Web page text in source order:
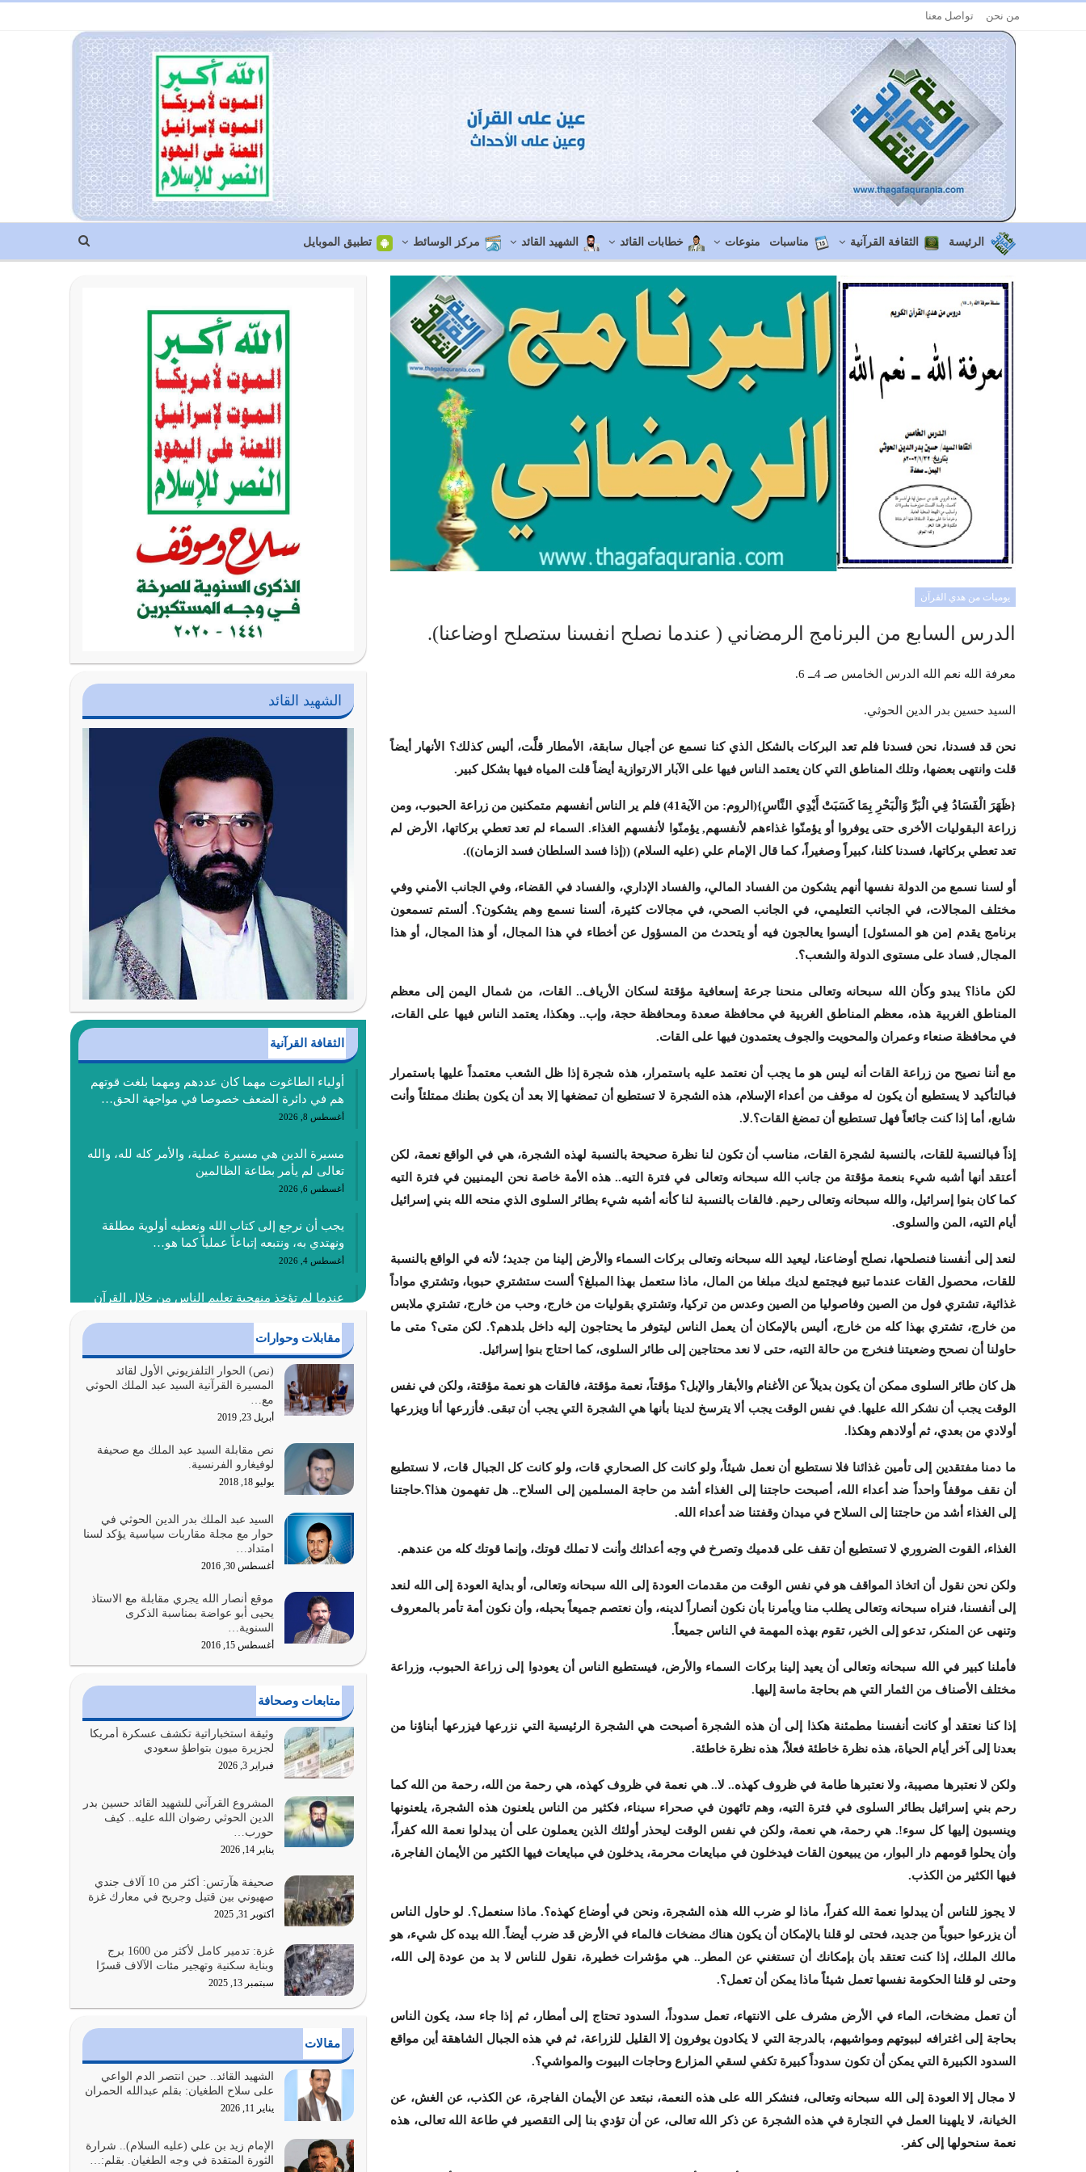
من نحن تواصل معنا
الرئيسة الثقافة القرآنية مناسبات منوعات خطابات القائد الشهيد القائد مركز الوسائط تطبيق الموبايل
يوميات من هدي القرآن
الدرس السابع من البرنامج الرمضاني ( عندما نصلح انفسنا ستصلح اوضاعنا).
معرفة الله نعم الله الدرس الخامس صـ 4ــ 6.
السيد حسين بدر الدين الحوثي.
نحن قد فسدنا، نحن فسدنا فلم تعد البركات بالشكل الذي كنا نسمع عن أجيال سابقة، الأمطار قلَّت، أليس كذلك؟ الأنهار أيضاً
قلت وانتهى بعضها، وتلك المناطق التي كان يعتمد الناس فيها على الآبار الارتوازية أيضاً قلت المياه فيها بشكل كبير.
{ظَهَرَ الْفَسَادُ فِي الْبَرِّ وَالْبَحْرِ بِمَا كَسَبَتْ أَيْدِي النَّاسِ}(الروم: من الآية41)
فلم ير الناس أنفسهم متمكنين من زراعة الحبوب، ومن
زراعة البقوليات الأخرى حتى يوفروا أو يؤمنّوا غذاءهم لأنفسهم, يؤمنّوا لأنفسهم الغذاء. السماء لم تعد تعطي بركاتها، الأرض لم
تعد تعطي بركاتها، فسدنا كلنا، كبيراً وصغيراً، كما قال الإمام علي (عليه السلام) ((إذا فسد السلطان فسد الزمان))
.
أو لسنا نسمع من الدولة نفسها أنهم يشكون من الفساد المالي، والفساد الإداري، والفساد في القضاء، وفي الجانب الأمني وفي
مختلف المجالات، في الجانب التعليمي، في الجانب الصحي، في مجالات كثيرة، ألسنا نسمع وهم يشكون؟. ألستم تسمعون
برنامج يقدم [من هو المسئول] أليسوا يعالجون فيه أو يتحدث من المسؤول عن أخطاء في هذا المجال، أو هذا المجال، أو هذا
المجال, فساد على مستوى الدولة والشعب؟.
لكن ماذا؟ يبدو وكأن الله سبحانه وتعالى منحنا جرعة إسعافية مؤقتة لسكان الأرياف.. القات، من شمال اليمن إلى معظم
المناطق الغربية هذه، معظم المناطق الغربية في محافظة صعدة ومحافظة حجة، وإب.. وهكذا، يعتمد الناس فيها على القات،
في محافظة صنعاء وعمران والمحويت والجوف يعتمدون فيها على القات.
مع أننا نصيح من زراعة القات أنه ليس هو ما يجب أن نعتمد عليه باستمرار، هذه شجرة إذا ظل الشعب معتمداً عليها باستمرار
فبالتأكيد لا يستطيع أن يكون له موقف من أعداء الإسلام، هذه الشجرة لا تستطيع أن تمضغها إلا بعد أن يكون بطنك ممتلئاً وأنت
شابع، أما إذا كنت جائعاً فهل تستطيع أن تمضغ القات؟.لا.
إذاً فبالنسبة للقات، بالنسبة لشجرة القات، مناسب أن تكون لنا نظرة صحيحة بالنسبة لهذه الشجرة، هي في الواقع نعمة، لكن
أعتقد أنها أشبه شيء بنعمة مؤقتة من جانب الله سبحانه وتعالى في فترة التيه.. هذه الأمة خاصة نحن اليمنيين في فترة التيه
كما كان بنوا إسرائيل، والله سبحانه وتعالى رحيم. فالقات بالنسبة لنا كأنه أشبه شيء بطائر السلوى الذي منحه الله بني إسرائيل
أيام التيه، المن والسلوى.
لنعد إلى أنفسنا فنصلحها، نصلح أوضاعنا، ليعيد الله سبحانه وتعالى بركات السماء والأرض إلينا من جديد؛ لأنه في الواقع بالنسبة
للقات، محصول القات عندما تبيع فيجتمع لديك مبلغا من المال، ماذا ستعمل بهذا المبلغ؟ ألست ستشتري حبوبا، وتشتري مواداً
غذائية، تشتري فول من الصين وفاصوليا من الصين وعدس من تركيا، وتشتري بقوليات من خارج، وحب من خارج، تشتري ملابس
من خارج، تشتري بهذا كله من خارج، أليس بالإمكان أن يعمل الناس ليتوفر ما يحتاجون إليه داخل بلدهم؟. لكن متى؟ متى ما
حاولنا أن نصحح وضعيتنا فنخرج من حالة التيه، حتى لا نعد محتاجين إلى طائر السلوى، كما احتاج بنوا إسرائيل.
هل كان طائر السلوى ممكن أن يكون بديلاً عن الأغنام والأبقار والإبل؟ مؤقتاً، نعمة مؤقتة، فالقات هو نعمة مؤقتة، ولكن في نفس
الوقت يجب أن نشكر الله عليها. في نفس الوقت يجب ألا يترسخ لدينا بأنها هي الشجرة التي يجب أن تبقى. فأزرعها أنا ويزرعها
أولادي من بعدي، ثم أولادهم وهكذا.
ما دمنا مفتقدين إلى تأمين غذائنا فلا نستطيع أن نعمل شيئاً، ولو كانت كل الصحاري قات، ولو كانت كل الجبال قات، لا نستطيع
أن نقف موقفاً واحداً ضد أعداء الله، أصبحت حاجتنا إلى الغذاء أشد من حاجة المسلمين إلى السلاح.. هل تفهمون هذا؟.حاجتنا
إلى الغذاء أشد من حاجتنا إلى السلاح في ميدان وقفتنا ضد أعداء الله.
الغذاء، القوت الضروري لا تستطيع أن تقف على قدميك وتصرخ في وجه أعدائك وأنت لا تملك قوتك، وإنما قوتك كله من عندهم.
ولكن نحن نقول أن اتخاذ المواقف هو في نفس الوقت من مقدمات العودة إلى الله سبحانه وتعالى، أو بداية العودة إلى الله لنعد
إلى أنفسنا، فنراه سبحانه وتعالى يطلب منا ويأمرنا بأن نكون أنصاراً لدينه، وأن نعتصم جميعاً بحبله، وأن نكون أمة تأمر بالمعروف
وتنهى عن المنكر، تدعو إلى الخير، تقوم بهذه المهمة في الناس جميعاً.
فأملنا كبير في الله سبحانه وتعالى أن يعيد إلينا بركات السماء والأرض، فيستطيع الناس أن يعودوا إلى زراعة الحبوب، وزراعة
مختلف الأصناف من الثمار التي هم بحاجة ماسة إليها.
إذا كنا نعتقد أو كانت أنفسنا مطمئنة هكذا إلى أن هذه الشجرة أصبحت هي الشجرة الرئيسية التي نزرعها فيزرعها أبناؤنا من
بعدنا إلى آخر أيام الحياة، هذه نظرة خاطئة فعلاًَ، هذه نظرة خاطئة.
ولكن لا نعتبرها مصيبة، ولا نعتبرها طامة في ظروف كهذه.. لا.. هي نعمة في ظروف كهذه، هي رحمة من الله، رحمة من الله كما
رحم بني إسرائيل بطائر السلوى في فترة التيه، وهم تائهون في صحراء سيناء، فكثير من الناس يلعنون هذه الشجرة، يلعنونها
وينسبون إليها كل سوء!.هي رحمة، هي نعمة، ولكن في نفس الوقت ليحذر أولئك الذين يعملون على أن يبدلوا نعمة الله كفراً،
وأن يحلوا قومهم دار البوار، من يبيعون القات فيدخلون في مبايعات محرمة، يدخلون في مبايعات فيها الكثير من الأيمان الفاجرة،
فيها الكثير من الكذب.
لا يجوز للناس أن يبدلوا نعمة الله كفراً، ماذا لو ضرب الله هذه الشجرة، ونحن في أوضاع كهذه؟. ماذا سنعمل؟. لو حاول الناس
أن يزرعوا حبوباً من جديد، فحتى لو قلنا بالإمكان أن يكون هناك مضخات فالماء في الأرض قد ضرب أيضاً. الله بيده كل شيء، هو
مالك الملك، إذا كنت تعتقد بأن بإمكانك أن تستغني عن المطر.. هي مؤشرات خطيرة، نقول للناس لا بد من عودة إلى الله،
وحتى لو قلنا الحكومة نفسها تعمل شيئاً ماذا يمكن أن تعمل؟.
أن تعمل مضخات، الماء في الأرض مشرف على الانتهاء، تعمل سدوداً، السدود تحتاج إلى أمطار، ثم إذا جاء سد، يكون الناس
بحاجة إلى اغترافه لبيوتهم ومواشيهم، بالدرجة التي لا يكادون يوفرون إلا القليل للزراعة، ثم في هذه الجبال الشاهقة أين مواقع
السدود الكبيرة التي يمكن أن تكون سدوداً كبيرة تكفي لسقي المزارع وحاجات البيوت والمواشي؟.
لا مجال إلا العودة إلى الله سبحانه وتعالى، فنشكر الله على هذه النعمة، نبتعد عن الأيمان الفاجرة، عن الكذب، عن الغش، عن
الخيانة، لا يلهينا العمل في التجارة في هذه الشجرة عن ذكر الله تعالى، عن أن تؤدي بنا إلى التقصير في طاعة الله تعالى، هذه
نعمة سنحولها إلى كفر.
الشهيد القائد
الثقافة القرآنية
أولياء الطاغوت مهما كان عددهم ومهما بلغت قوتهم
هم في دائرة الضعف خصوصا في مواجهة الحق…
أغسطس 8, 2026
مسيرة الدين هي مسيرة عملية، والأمر كله لله، والله
تعالى لم يأمر بطاعة الظالمين
أغسطس 6, 2026
يجب أن نرجع إلى كتاب الله ونعطيه أولوية مطلقة
ونهتدي به، ونتبعه إتباعاً عملياً كما هو…
أغسطس 4, 2026
عندما لم تؤخذ منهجية تعليم الناس من خلال القرآن
أغسطس 3, 2026
الغاية من الصلاة هو ذكر الله (أقم الصلاة لذكري)
إضافة إلى {وَأَعِدُّوا لَهُمْ مَا…
أغسطس 2, 2026
السبب الرئيسي لشقاء الأمة الابتعاد عن كتاب الله
والتعدي لحدود الله بالإضافات للدين
أغسطس 1, 2026
أبرز أسباب الشقاء هو الإعراض عن ذكر الله وعن هدى
الله المتمثل في القرآن الكريم
يوليو 31, 2026
كلما كانوا أكثر ضعفاً
يوليو 30, 2026
القرآن الكريم هو أهم مصدر لمعرفة رسول الله معرفة
سيرته معرفة شخصيته معرفة عظمته
يوليو 28, 2026
هل نحن من الصالحين؟ قيِّم نفسك هنا اترك القرآن
على أصله وأعرض نفسك، وأعرض ما لديك على…
يوليو 27, 2026
عندما يكون عدوك هو عدو الله معناه أن تكون نقاط
الضعف فيه كثيرة وسينصرك الله عليه إذا…
يوليو 26, 2026
أراد الله لهذه الأمة ان تكون خير امة أخرجت للناس
بالنهوض بالأمر بالمعروف والنهي عن…
يوليو 25, 2026
أي أمة تتفرق في الدين وتتفرق في كيانها معناه أنها
أصبحت أمة عاجزة عن النهوض…
يوليو 23, 2026
يجب أن نعود جميعاً الى القرآن وعندنا أخطاء جميعاً
مقابلات وحوارات
(نص) الحوار التلفزيوني الأول لقائد
المسيرة القرآنية السيد عبد الملك الحوثي
مع…
أبريل 23, 2019
نص مقابلة السيد عبد الملك مع صحيفة
لوفيغارو الفرنسية.
يوليو 18, 2018
السيد عبد الملك بدر الدين الحوثي في
حوار مع مجلة مقاربات سياسية يؤكد لسنا
امتداد…
أغسطس 30, 2016
موقع أنصار الله يجري مقابلة مع الاستاذ
يحيى أبو عواضة بمناسبة الذكرى
السنوية…
أغسطس 15, 2016
متابعات وصحافة
وثيقة استخباراتية تكشف عسكرة أمريكا
لجزيرة ميون بتواطؤ سعودي
فبراير 3, 2026
المشروع القرآني للشهيد القائد حسين بدر
الدين الحوثي رضوان الله عليه.. كيف
حورب…
يناير 14, 2026
صحيفة هآرتس: أكثر من 10 آلاف جندي
صهيوني بين قتيل وجريح في معارك غزة
أكتوبر 31, 2025
غزة: تدمير كامل لأكثر من 1600 برج
وبناية سكنية وتهجير مئات الآلاف قسرًا
سبتمبر 13, 2025
مقالات
الشهيد القائد.. حين انتصر الدم الواعي
على سلاح الطغيان: بقلم عبدالله الحمران
يناير 11, 2026
الإمام زيد بن علي (عليه السلام).. شرارة
الثورة المتقدة في وجه الطغيان. بقلم:…